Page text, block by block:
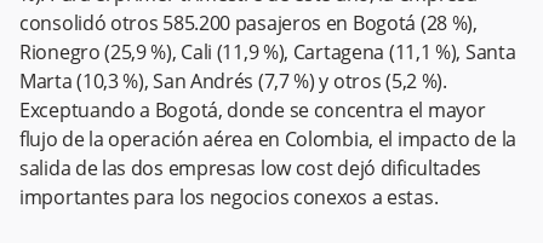
consolidó otros 585.200 pasajeros en Bogotá (28 %),
Rionegro (25,9 %), Cali (11,9 %), Cartagena (11,1 %), Santa
Marta (10,3 %), San Andrés (7,7 %) y otros (5,2 %).
Exceptuando a Bogotá, donde se concentra el mayor
flujo de la operación aérea en Colombia, el impacto de la
salida de las dos empresas low cost dejó dificultades
importantes para los negocios conexos a estas.